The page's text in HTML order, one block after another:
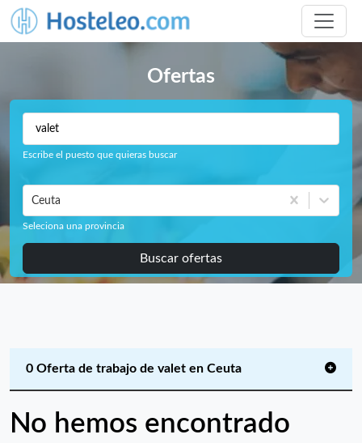
Ofertas
Escribe el puesto que quieras buscar
Ceuta
Seleciona una provincia
Buscar ofertas
0 Oferta de trabajo de valet en Ceuta
No hemos encontrado